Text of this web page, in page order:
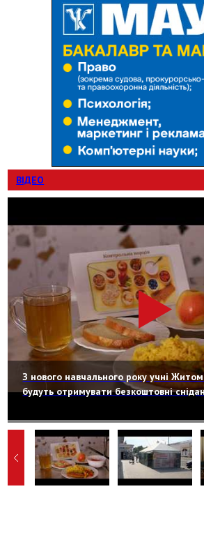
ВІДЕО
З нового навчального року учні
будуть отримувати безкоштовні